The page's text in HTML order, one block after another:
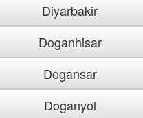
Diyarbakir
Doganhisar
Dogansar
Doganyol